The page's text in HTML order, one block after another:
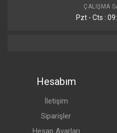
ÇALIŞMA
Pzt - Cts :
Hesabım
İletişim
Siparişler
Hesap Ayarları